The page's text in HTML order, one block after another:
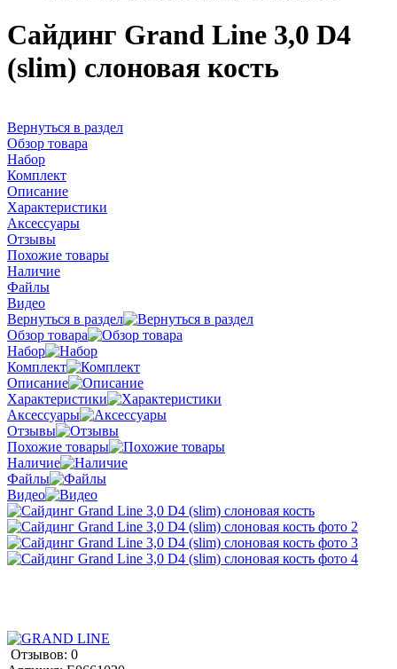
Сайдинг Grand Line 3,0 D4
(slim) слоновая кость
Вернуться в раздел
Обзор товара
Набор
Комплект
Описание
Характеристики
Аксессуары
Отзывы
Похожие товары
Наличие
Файлы
Видео
Вернуться в раздел
Обзор товара
Набор
Комплект
Описание
Характеристики
Аксессуары
Отзывы
Похожие товары
Наличие
Файлы
Видео
Отзывов: 0